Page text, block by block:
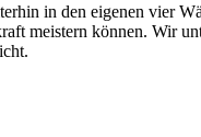
in den eigenen vier
meistern können. Wir